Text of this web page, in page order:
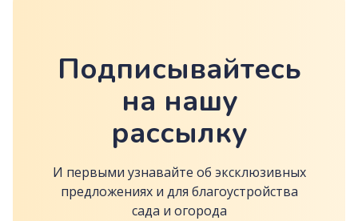
Подписывайтесь
на нашу
рассылку
И первыми узнавайте об эксклюзивных
предложениях и для благоустройства
сада и огорода